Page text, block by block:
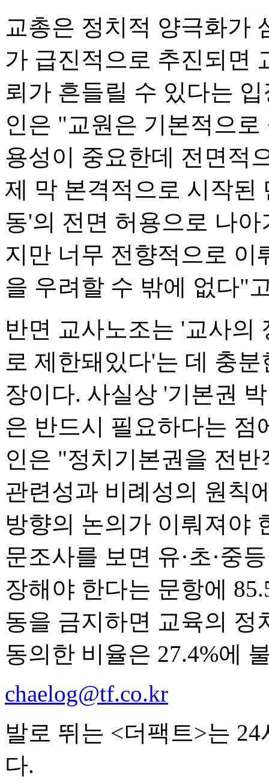
교총은 정치적 양극화가
가 급진적으로 추진되면
뢰가 흔들릴 수 있다는
인은 "교원은 기본적으
용성이 중요한데 전면적
제 막 본격적으로 시작된
동'의 전면 허용으로 나
지만 너무 전향적으로 이
을 우려할 수 밖에 없다"
반면 교사노조는 '교사의
로 제한돼있다'는 데 충
장이다. 사실상 '기본권
은 반드시 필요하다는 점
인은 "정치기본권을 전
관련성과 비례성의 원칙
방향의 논의가 이뤄져야
문조사를 보면 유·초·중
장해야 한다는 문항에
동을 금지하면 교육의 정
동의한 비율은 27.4%에
chaelog@tf.co.kr
발로 뛰는 <더팩트>는
다.